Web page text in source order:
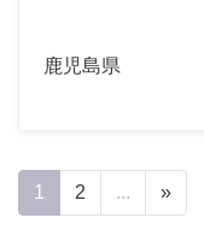
鹿児島県
1 2 ... »